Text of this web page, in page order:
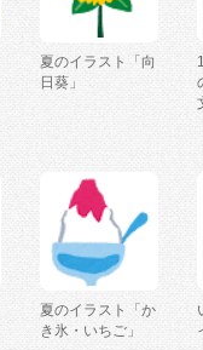
夏のイラスト「向
日葵」
夏のイラスト「か
き氷・いちご」